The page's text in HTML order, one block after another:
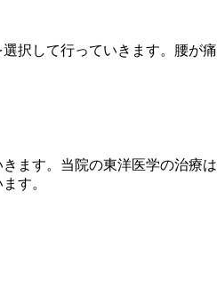
択して行っていきます。腰が痛
ます。当院の東洋医学の治療は
す。